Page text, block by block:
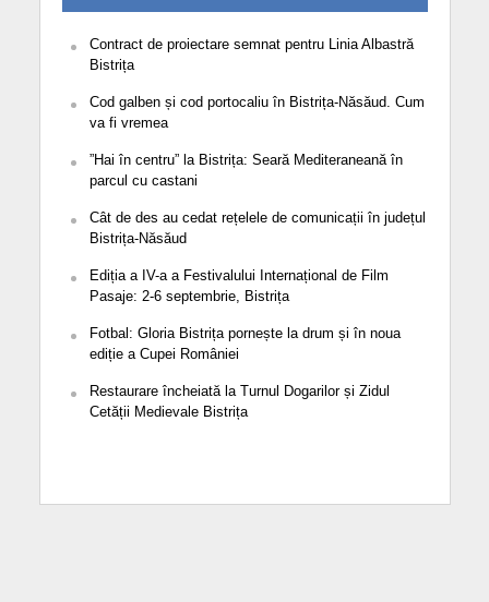
Contract de proiectare semnat pentru Linia Albastră
Bistrița
Cod galben și cod portocaliu în Bistrița-Năsăud. Cum
va fi vremea
”Hai în centru” la Bistrița: Seară Mediteraneană în
parcul cu castani
Cât de des au cedat rețelele de comunicații în județul
Bistrița-Năsăud
Ediția a IV-a a Festivalului Internațional de Film
Pasaje: 2-6 septembrie, Bistrița
Fotbal: Gloria Bistrița pornește la drum și în noua
ediție a Cupei României
Restaurare încheiată la Turnul Dogarilor și Zidul
Cetății Medievale Bistrița